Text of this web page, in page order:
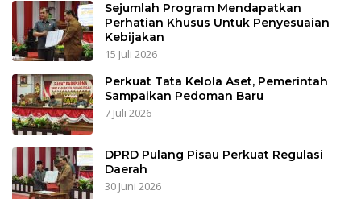
Sejumlah Program Mendapatkan
Perhatian Khusus Untuk Penyesuaian
Kebijakan
15 Juli 2026
Perkuat Tata Kelola Aset, Pemerintah
Sampaikan Pedoman Baru
7 Juli 2026
DPRD Pulang Pisau Perkuat Regulasi
Daerah
30 Juni 2026